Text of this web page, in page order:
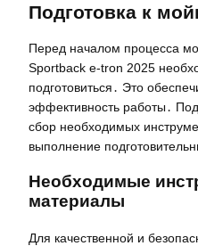
Подготовка к
Перед началом процесса
Sportback e-tron 2025
подготовиться․ Это
эффективность работы․
сбор необходимых
выполнение
Необходимые
материалы
Для качественной и